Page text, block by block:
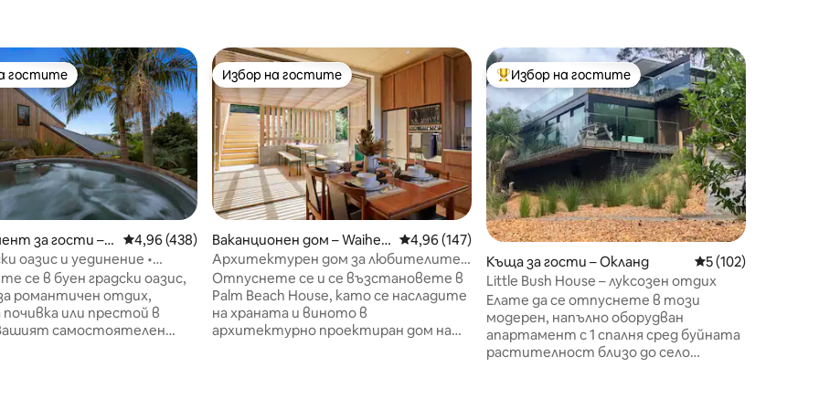
гостите
гостите
за гости –
Средна оценка: 4,96 от 5, 438 отзива
4,96 (438)
оазис и уединение •
Оранжерия
се в буен градски оазис,
романтичен отдих,
почивка или престой в
Избор на гостите
Избор на гостите
Ваканционен дом – Waihek
e Island
Средна оценка: 4,96 от 5, 147 отзива
4,96 (147)
Архитектурен дом за любителите
на дизайна от средата на века
Отпуснете се и се възстановете в
Palm Beach House, като се насладите
на храната и виното в
архитектурно проектиран дом на
Най-популярен избор на гостите
Избор на гостите
Къща за гости – Окланд Средна оценка: 5
5 (102)
Little Bush House – луксозен отдих
Елате да се отпуснете в този
модерен, напълно оборудван
апартамент с 1 спалня сред буйната
растителност близо до село